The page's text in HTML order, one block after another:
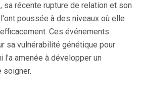
sa récente rupture de relation et son
poussée à des niveaux où elle
Ces événements
sa vulnérabilité génétique pour
l'a amenée à développer un
soigner.